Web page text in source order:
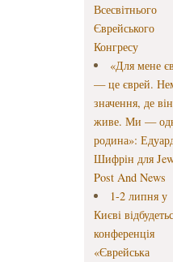
Всесвітнього
Єврейського
Конгресу
«Для мене
— це єврей.
значення, де він
живе. Ми —
родина»:
Шифрін для
Post And News
1-2 липня у
Києві
конференція
«Єврейська